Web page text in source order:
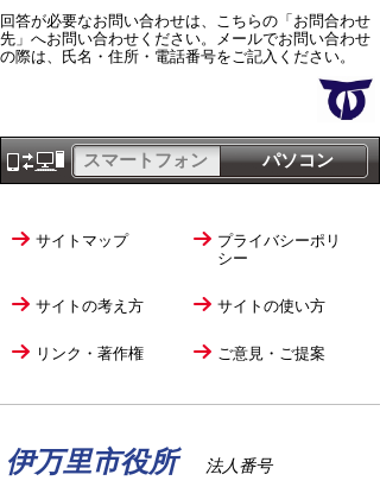
回答が必要なお問い合わせは、こちらの「お問合わせ
先」へお問い合わせください。メールでお問い合わせ
の際は、氏名・住所・電話番号をご記入ください。
パソコン
スマートフォン
サイトマップ
プライバシーポリ
シー
サイトの考え方 サイトの使い方
リンク・著作権 ご意見・ご提案
伊万里市役所
法人番号